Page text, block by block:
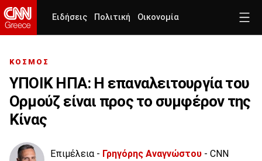
Ειδήσεις Πολιτική Οικονομία
ΚΟΣΜΟΣ
ΥΠΟΙΚ ΗΠΑ: Η επαναλειτουργία του
Ορμούζ είναι προς το συμφέρον της
Κίνας
Επιμέλεια - Γρηγόρης Αναγνώστου - CNN